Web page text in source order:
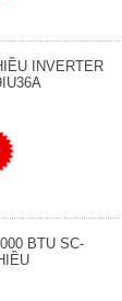
INVERTER
BTU SC-